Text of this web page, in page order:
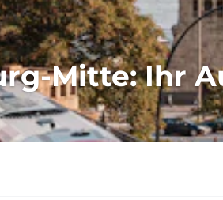
Mitte: Ihr